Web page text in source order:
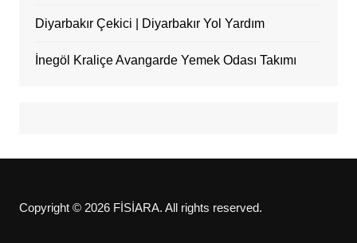
Diyarbakır Çekici | Diyarbakır Yol Yardım
İnegöl Kraliçe Avangarde Yemek Odası Takımı
Copyright © 2026 FİSİARA. All rights reserved.